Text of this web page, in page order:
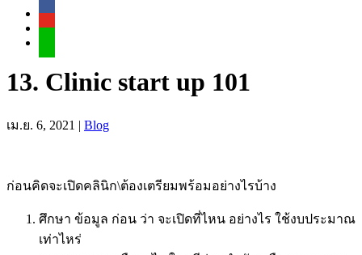
13. Clinic start up 101
เม.ย. 6, 2021 | Blog
ก่อนคิดจะเปิดคลินิก\ต้องเตรียมพร้อมอย่างไรบ้าง
ศึกษา ข้อมูล ก่อน ว่า จะเปิดที่ไหน อย่างไร ใช้งบประมาณ
เท่าไหร่